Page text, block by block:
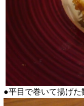
●平目で巻いて揚げた